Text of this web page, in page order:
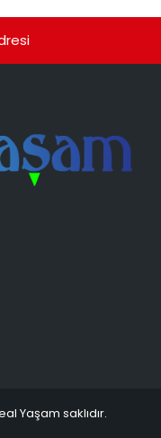
Yaşam saklıdır.